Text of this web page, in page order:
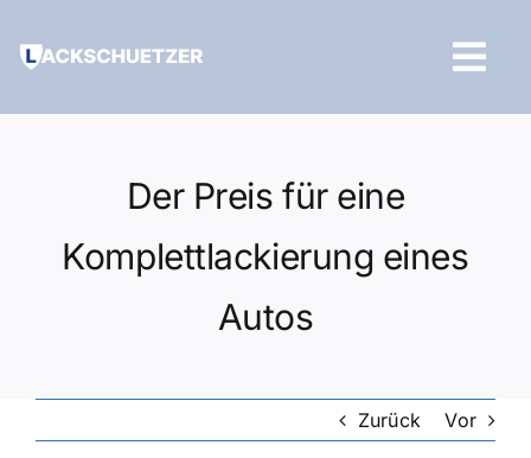
Inhalt
Der Preis für eine
Komplettlackierung eines
Autos
Zurück Vor